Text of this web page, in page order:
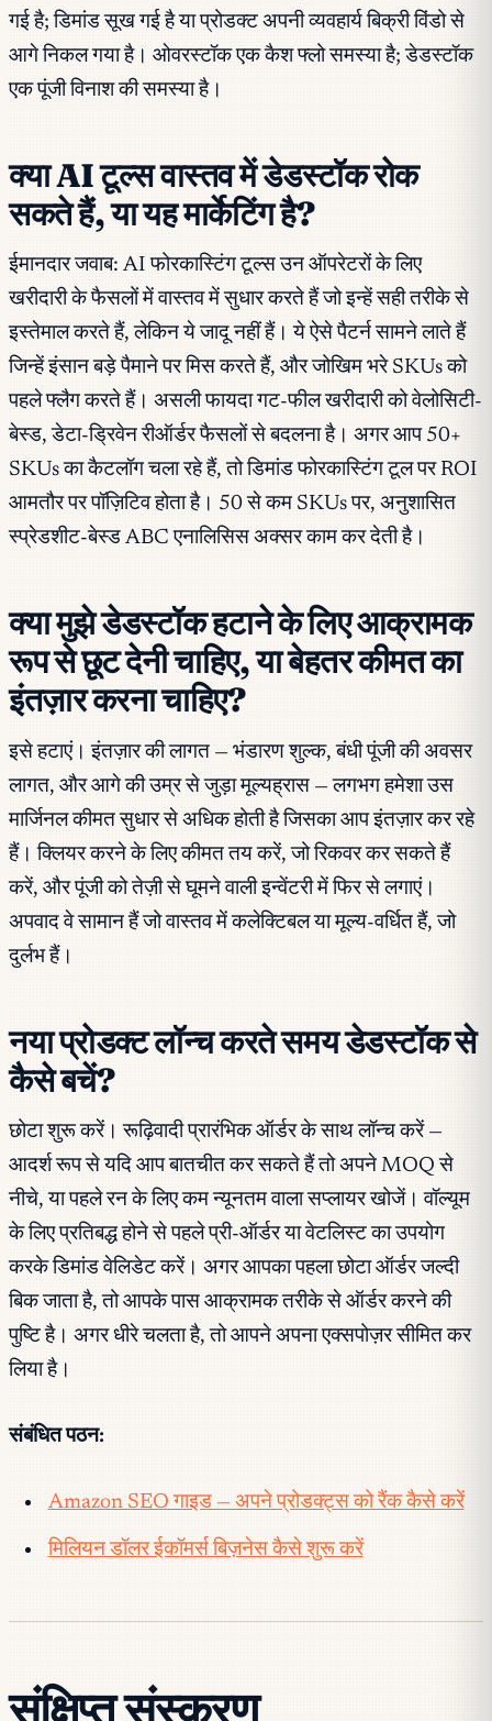
गई है; डिमांड सूख गई है या प्रोडक्ट अपनी व्यवहार्य बिक्री विंडो से
आगे निकल गया है। ओवरस्टॉक एक कैश फ्लो समस्या है; डेडस्टॉक
एक पूंजी विनाश की समस्या है।
क्या AI टूल्स वास्तव में डेडस्टॉक रोक
सकते हैं, या यह मार्केटिंग है?
ईमानदार जवाब: AI फोरकास्टिंग टूल्स उन ऑपरेटरों के लिए
खरीदारी के फैसलों में वास्तव में सुधार करते हैं जो इन्हें सही तरीके से
इस्तेमाल करते हैं, लेकिन ये जादू नहीं हैं। ये ऐसे पैटर्न सामने लाते हैं
जिन्हें इंसान बड़े पैमाने पर मिस करते हैं, और जोखिम भरे SKUs को
पहले फ्लैग करते हैं। असली फायदा गट-फील खरीदारी को वेलोसिटी-
बेस्ड, डेटा-ड्रिवेन रीऑर्डर फैसलों से बदलना है। अगर आप 50+
SKUs का कैटलॉग चला रहे हैं, तो डिमांड फोरकास्टिंग टूल पर ROI
आमतौर पर पॉज़िटिव होता है। 50 से कम SKUs पर, अनुशासित
स्प्रेडशीट-बेस्ड ABC एनालिसिस अक्सर काम कर देती है।
क्या मुझे डेडस्टॉक हटाने के लिए आक्रामक
रूप से छूट देनी चाहिए, या बेहतर कीमत का
इंतज़ार करना चाहिए?
इसे हटाएं। इंतज़ार की लागत — भंडारण शुल्क, बंधी पूंजी की अवसर
लागत, और आगे की उम्र से जुड़ा मूल्यह्रास — लगभग हमेशा उस
मार्जिनल कीमत सुधार से अधिक होती है जिसका आप इंतज़ार कर रहे
हैं। क्लियर करने के लिए कीमत तय करें, जो रिकवर कर सकते हैं
करें, और पूंजी को तेज़ी से घूमने वाली इन्वेंटरी में फिर से लगाएं।
अपवाद वे सामान हैं जो वास्तव में कलेक्टिबल या मूल्य-वर्धित हैं, जो
दुर्लभ हैं।
नया प्रोडक्ट लॉन्च करते समय डेडस्टॉक से
कैसे बचें?
छोटा शुरू करें। रूढ़िवादी प्रारंभिक ऑर्डर के साथ लॉन्च करें —
आदर्श रूप से यदि आप बातचीत कर सकते हैं तो अपने MOQ से
नीचे, या पहले रन के लिए कम न्यूनतम वाला सप्लायर खोजें। वॉल्यूम
के लिए प्रतिबद्ध होने से पहले प्री-ऑर्डर या वेटलिस्ट का उपयोग
करके डिमांड वेलिडेट करें। अगर आपका पहला छोटा ऑर्डर जल्दी
बिक जाता है, तो आपके पास आक्रामक तरीके से ऑर्डर करने की
पुष्टि है। अगर धीरे चलता है, तो आपने अपना एक्सपोज़र सीमित कर
लिया है।
संबंधित पठन:
Amazon SEO गाइड — अपने प्रोडक्ट्स को रैंक कैसे करें
मिलियन डॉलर ईकॉमर्स बिज़नेस कैसे शुरू करें